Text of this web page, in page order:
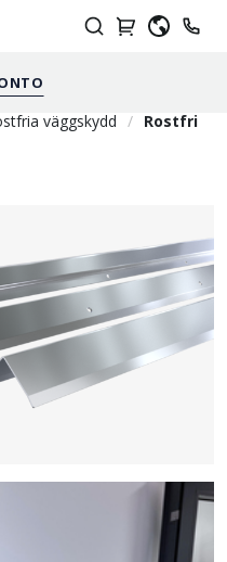
väggskydd
Rostfri